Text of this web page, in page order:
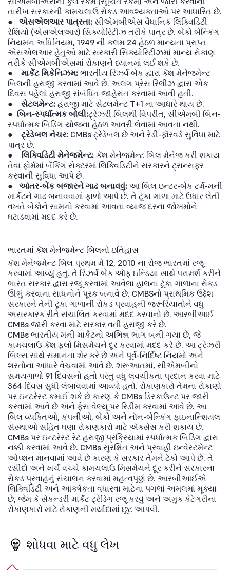
તારીખ સરકારની કામચલાઉ રોકડ આવશ્યકતાઓ પર આધારિત છે.
● એસએલઆર પાત્રતા: સીએમબીએસ વૈધાનિક લિક્વિડિટી
રેશિયો (એસએલઆર) સિક્યોરિટીઝ તરીકે પાત્ર છે. બેંકો બેન્કિંગ
નિયમન અધિનિયમ, 1949 ની કલમ 24 હેઠળ માન્યતા પ્રાપ્ત
એસએલઆર હેતુઓ માટે સરકારી સિક્યોરિટીઝમાં માન્ય રોકાણ
તરીકે સીએમબીએસમાં રોકાણને ધ્યાનમાં લઈ શકે છે.
● માર્કેટ મિકેનિઝમ: ભારતીય રિઝર્વ બેંક દ્વારા કૅશ મેનેજમેન્ટ
બિલની હરાજી કરવામાં આવે છે. અલગ પ્રેસ રિલીઝ દ્વારા એક
દિવસ પહેલાં હરાજી સંબંધિત જાહેરાત કરવામાં આવી હતી.
● સેટલમેન્ટ: હરાજી માટે સેટલમેન્ટ T+1 ના આધારે થાય છે.
● બિન-સ્પર્ધાત્મક બોલી:ટ્રેઝરી બિલથી વિપરીત, સીએમબી બિન-
સ્પર્ધાત્મક બિડિંગ યોજના હેઠળ આવરી લેવામાં આવતા નથી.
● ટ્રેડેબલ નેચર: CMBs ટ્રેડેબલ છે અને રેડી-ફૉરવર્ડ સુવિધા માટે
પાત્ર છે.
● લિક્વિડિટી મેનેજમેન્ટ: કૅશ મેનેજમેન્ટ બિલ મેનેજ કરી શકાય
તેવા ફોર્મમાં બેંકિંગ સેક્ટરમાં લિક્વિડિટીને સરકારને ટ્રાન્સફર
કરવાની સુવિધા આપે છે.
● આંતર-બેંક બજારને ગાઢ બનાવવું: આ બિલ ઇન્ટર-બેંક ટર્મ-મની
માર્કેટને ગાઢ બનાવવામાં ફાળો આપે છે. તે ટૂંકા ગાળા માટે ઉધાર લેતી
વખતે બેંકોને સામનો કરવામાં આવતા વ્યાજ દરના જોખમોને
ઘટાડવામાં મદદ કરે છે.
ભારતમાં કૅશ મેનેજમેન્ટ બિલનો ઇતિહાસ
કૅશ મેનેજમેન્ટ બિલ પ્રથમ મે 12, 2010 ના રોજ ભારતમાં રજૂ
કરવામાં આવ્યું હતું. તે રિઝર્વ બેંક ઑફ ઇન્ડિયા સાથે પરામર્શ કરીને
ભારત સરકાર દ્વારા રજૂ કરવામાં આવેલા હાલના ટૂંકા ગાળાના રોકડ
ઊભું કરવાના સાધનોને પૂરક બનાવે છે. CMBSનો પ્રાથમિક ઉદ્દેશ
સરકારને તેની ટૂંકા ગાળાની રોકડ પ્રવાહની જરૂરિયાતોને વધુ
અસરકારક રીતે સંચાલિત કરવામાં મદદ કરવાનો છે. આરબીઆઈ
CMBs જારી કરવા માટે સરકાર વતી હરાજી કરે છે.
CMBs ભારતીય મની માર્કેટનો અભિન્ન ભાગ બની ગયા છે, જે
કામચલાઉ કૅશ ફ્લો મિસમેચને દૂર કરવામાં મદદ કરે છે. આ ટ્રેઝરી
બિલ્સ સાથે સમાનતા શેર કરે છે અને પૂર્વ-નિર્દિષ્ટ નિયમો અને
શરતોના આધારે વેચવામાં આવે છે. શરૂઆતમાં, સીએમબીનો
સમયગાળો 91 દિવસનો હતો પરંતુ વધુ લવચીકતા પ્રદાન કરવા માટે
364 દિવસ સુધી લંબાવવામાં આવ્યો હતો. રોકાણકારો તેમના રોકાણો
પર ઇન્ટરેસ્ટ કમાઈ શકે છે કારણ કે CMBs ડિસ્કાઉન્ટ પર જારી
કરવામાં આવે છે અને ફેસ વેલ્યૂ પર રિડીમ કરવામાં આવે છે. આ
બિલ વ્યક્તિઓ, કંપનીઓ, બેંકો અને નૉન-બેન્કિંગ ફાઇનાન્શિયલ
સંસ્થાઓ સહિત ઘણા રોકાણકારો માટે ઍક્સેસ કરી શકાય છે.
CMBs પર ઇન્ટરેસ્ટ રેટ હરાજી પ્રક્રિયામાં સ્પર્ધાત્મક બિડિંગ દ્વારા
નક્કી કરવામાં આવે છે. CMBs સુરક્ષિત અને પ્રવાહી ઇન્વેસ્ટમેન્ટ
ઓપ્શન માનવામાં આવે છે કારણ કે સરકાર તેમને ટેકો આપે છે. તે
રસીદો અને ખર્ચ વચ્ચે કામચલાઉ મિસમેચને દૂર કરીને સરકારના
રોકડ પ્રવાહનું સંચાલન કરવામાં મહત્વપૂર્ણ છે. આરબીઆઈએ
લિક્વિડિટી અને આકર્ષકતા વધારવા માટેના પગલાં અમલમાં મૂક્યા
છે, જેમ કે સેકન્ડરી માર્કેટ ટ્રેડિંગ રજૂ કરવું અને અમુક કેટેગરીના
રોકાણકારો માટે રોકાણની મર્યાદામાં છૂટ આપવી.
શોધવા માટે વધુ લેખ